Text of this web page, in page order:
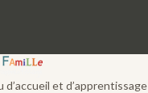
d’accueil et d’apprentissage